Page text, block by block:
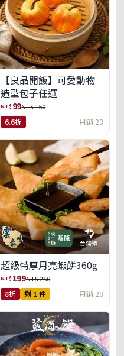
【良品開飯】可愛動物
造型包子任選
NT$ 99NT$ 150
6.6折 月銷 23
超級特厚月亮蝦餅360g
NT$ 199NT$ 250
8折 剩 1 件 月銷 28